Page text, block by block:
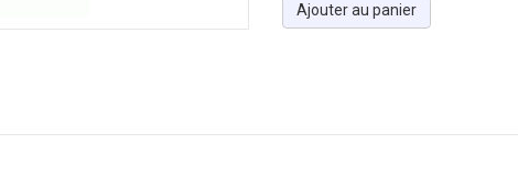
Ajouter au panier